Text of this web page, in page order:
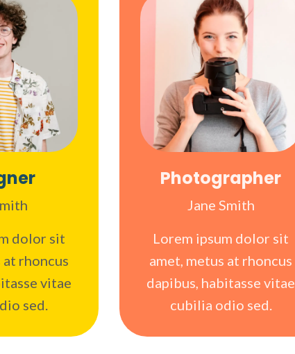
dolor sit
at rhoncus
vitae
sed.
Photographer
Jane Smith
Lorem ipsum dolor sit
amet, metus at rhoncus
dapibus, habitasse vitae
cubilia odio sed.